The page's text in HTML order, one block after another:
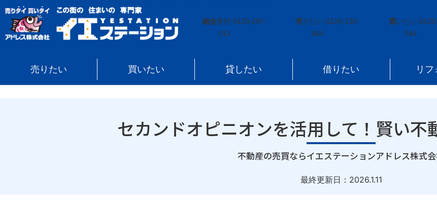
総合受付 0120-297-
011
売りたい 0120-139-
664
買いたい
544
売りたい 買いたい 貸したい 借りたい リフ
イエステーション » 不動産売却コラム
セカンドオピニオンを活用して！賢い不
｜
不動産の売買ならイエステーションアドレス株式
最終更新日： 2026.1.11